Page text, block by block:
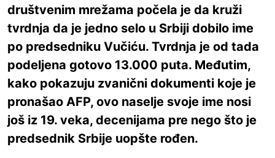
društvenim mrežama počela je da kruži
tvrdnja da je jedno selo u Srbiji dobilo ime
po predsedniku Vučiću. Tvrdnja je od tada
podeljena gotovo 13.000 puta. Međutim,
kako pokazuju zvanični dokumenti koje je
pronašao AFP, ovo naselje svoje ime nosi
još iz 19. veka, decenijama pre nego što je
predsednik Srbije uopšte rođen.